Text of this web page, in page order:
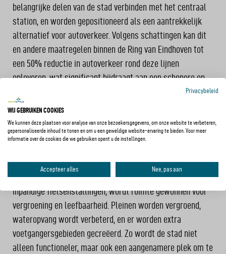
belangrijke delen van de stad verbinden met het centraal
station, en worden gepositioneerd als een aantrekkelijk
alternatief voor autoverkeer. Volgens schattingen kan dit
en andere maatregelen binnen de Ring van Eindhoven tot
een 50% reductie in autoverkeer rond deze lijnen
opleveren, wat significant bijdraagt aan een schonere en
Verkeersruimtes herontwerpen
Eindhoven herstructureert ook de openbare ruimte om
moderne, duurzame stad. Door het proactief verminderen
van parkeerruimte op straat en het aanleggen van
inpandige fietsenstallingen, wordt ruimte gewonnen voor
vergroening en leefbaarheid. Pleinen worden vergroend,
wateropvang wordt verbeterd, en er worden extra
voetgangersgebieden gecreëerd. Zo wordt de stad niet
alleen functioneler, maar ook een aangenamere plek om te
Privacybeleid
WIJ GEBRUIKEN COOKIES
We kunnen deze plaatsen voor analyse van onze bezoekersgegevens, om onze website te verbeteren,
gepersonaliseerde inhoud te tonen en om u een geweldige website-ervaring te bieden. Voor meer
informatie over de cookies die we gebruiken opent u de instellingen.
Accepteer alles Nee, pas aan